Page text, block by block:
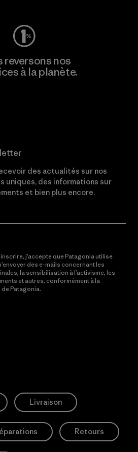
reversons nos
à la planète.
des actualités sur nos
uniques, des informations sur
et bien plus encore.
j’accepte que Patagonia utilise
des e-mails concernant les
la sensibilisation à l’activisme, les
et autres, conformément à la
de Patagonia.
Livraison
Retours